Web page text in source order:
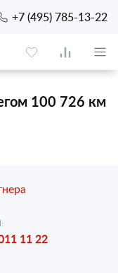
+7 (495) 785-13-22
100 726 км
11 22